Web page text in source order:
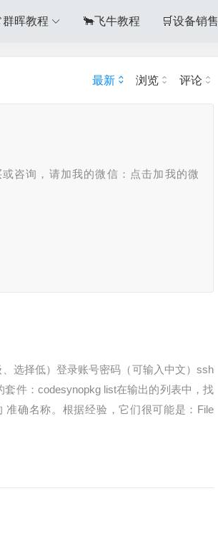
群晖教程 🐂飞牛教程 🛒设备销售
最新 浏览 评论
咨询，请加我的微信：点击加我的微
选择低）登录账号密码（可输入中文）ssh
件：codesynopkg list在输出的列表中，找
确名称。根据经验，它们很可能是：File